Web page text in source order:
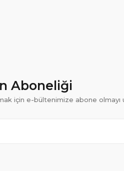
Aboneliği
için e-bültenimize abone olmayı